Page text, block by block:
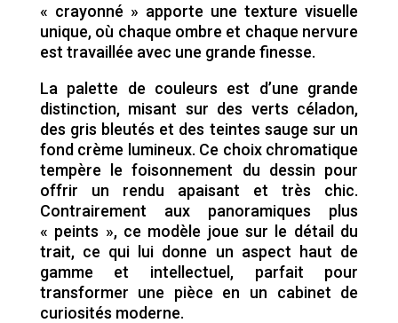
« crayonné » apporte une texture visuelle
unique, où chaque ombre et chaque nervure
est travaillée avec une grande finesse.
La palette de couleurs est d’une grande
distinction, misant sur des verts céladon,
des gris bleutés et des teintes sauge sur un
fond crème lumineux. Ce choix chromatique
tempère le foisonnement du dessin pour
offrir un rendu apaisant et très chic.
Contrairement aux panoramiques plus
« peints », ce modèle joue sur le détail du
trait, ce qui lui donne un aspect haut de
gamme et intellectuel, parfait pour
transformer une pièce en un cabinet de
curiosités moderne.